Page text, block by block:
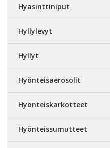
Hyasinttiniput
Hyllylevyt
Hyllyt
Hyönteisaerosolit
Hyönteiskarkotteet
Hyönteissumutteet